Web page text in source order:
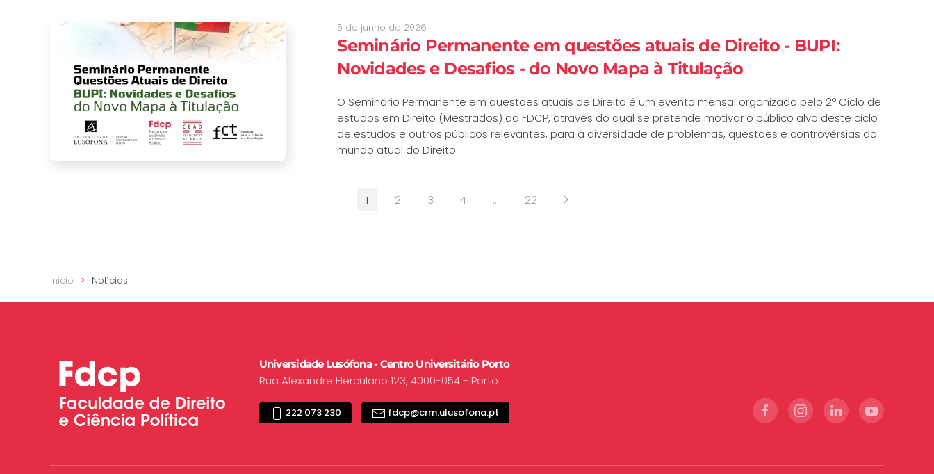
5 de junho de 2026
Seminário Permanente em questões atuais de Direito - BUPI:
Novidades e Desafios - do Novo Mapa à Titulação
O Seminário Permanente em questões atuais de Direito é um evento mensal organizado pelo 2º Ciclo de
estudos em Direito (Mestrados) da FDCP, através do qual se pretende motivar o público alvo deste ciclo
de estudos e outros públicos relevantes, para a diversidade de problemas, questões e controvérsias do
mundo atual do Direito.
1 2 3 4 … 22
Início Notícias
Universidade Lusófona - Centro Universitário Porto
Rua Alexandre Herculano 123, 4000-054 - Porto
222 073 230 fdcp@crm.ulusofona.pt